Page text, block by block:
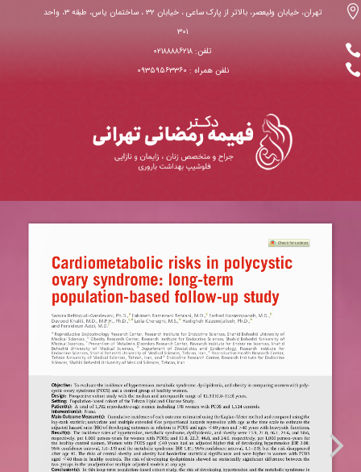

تهران، خیابان ولیعصر، بالاتر از پارک ساعی ، خیابان ۳۲ ، ساختمان یاس، طبقه ۳، واحد
۳۰۱
 تلفن: ۰۲۱۸۸۸۸۶۲۱۸
 نلفن همراه : ۰۹۳۵۹۵۶۳۳۶۰